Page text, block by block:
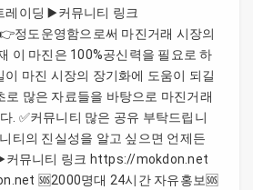
레이딩 ▶️커뮤니티 링크
도운영함으로써 마진거래 시장의
이 마진은 100%공신력을 필요로 하
이 마진 시장의 장기화에 도움이 되길
로 많은 자료들을 바탕으로 마진거래
. ✅커뮤니티 많은 공유 부탁드립니
티의 진실성을 알고 싶으면 언제든
커뮤니티 링크 https://mokdon.net
🆘2000명대 24시간 자유홍보🆘